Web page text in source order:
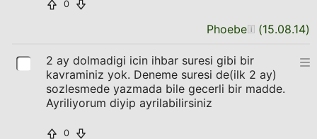
0
Phoebe (15.08.14)
2 ay dolmadigi icin ihbar suresi gibi bir
kavraminiz yok. Deneme suresi de(ilk 2 ay)
sozlesmede yazmada bile gecerli bir madde.
Ayriliyorum diyip ayrilabilirsiniz
0